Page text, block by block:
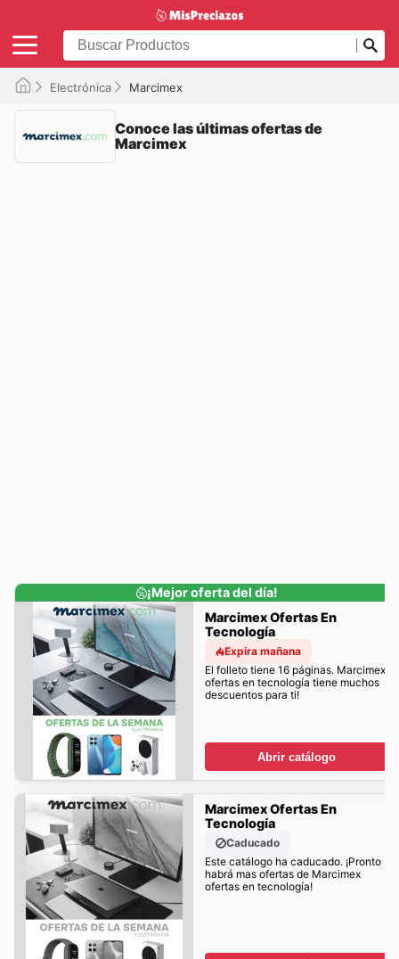
Electrónica Marcimex
Conoce las últimas ofertas de
Marcimex
¡Mejor oferta del día!
Marcimex Ofertas En
Tecnología
Expira mañana
El folleto tiene 16 páginas. Marcimex
ofertas en tecnología tiene muchos
descuentos para ti!
Abrir catálogo
Marcimex Ofertas En
Tecnología
Caducado
Este catálogo ha caducado. ¡Pronto
habrá mas ofertas de Marcimex
ofertas en tecnología!